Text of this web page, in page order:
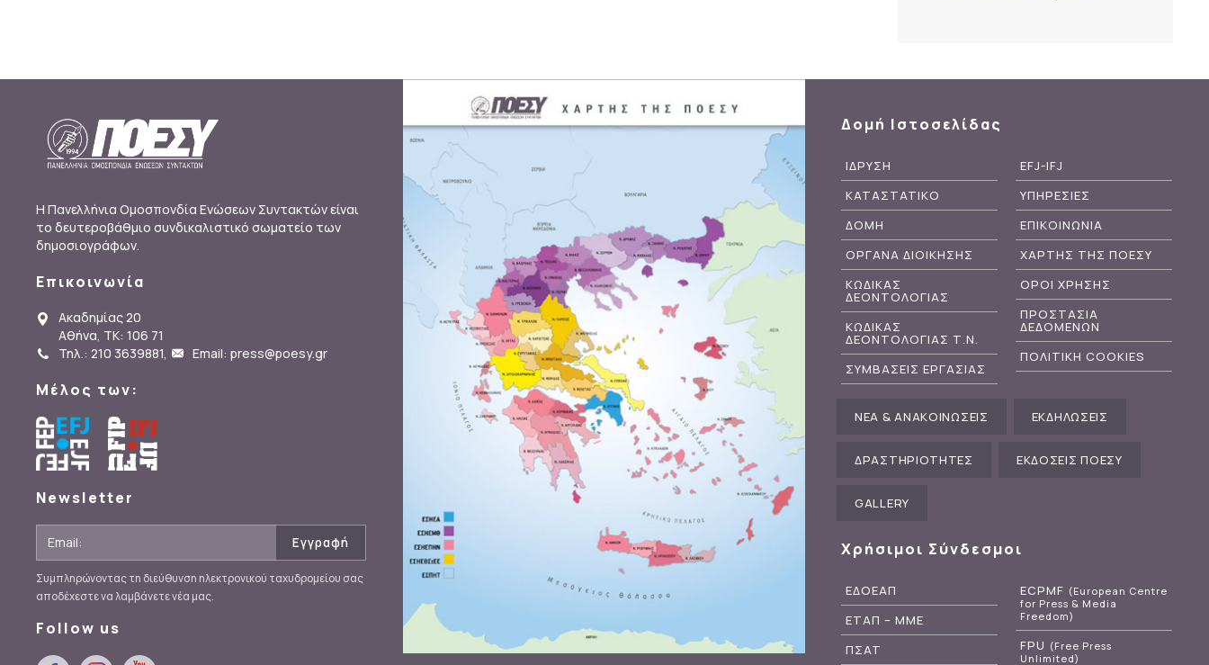
Η Πανελλήνια Ομοσπονδία Ενώσεων Συντακτών είναι
το δευτεροβάθμιο συνδικαλιστικό σωματείο των
δημοσιογράφων.
Επικοινωνία
Ακαδημίας 20
Αθήνα, ΤΚ: 106 71
Τηλ.: 210 3639881, Email: press@poesy.gr
Μέλος των:
Newsletter
Συμπληρώνοντας τη διεύθυνση ηλεκτρονικού ταχυδρομείου σας
αποδέχεστε να λαμβάνετε νέα μας.
Follow us
Δομή Ιστοσελίδας
ΙΔΡΥΣΗ
ΚΑΤΑΣΤΑΤΙΚΟ
ΔΟΜΗ
ΟΡΓΑΝΑ ΔΙΟΙΚΗΣΗΣ
ΚΩΔΙΚΑΣ
ΔΕΟΝΤΟΛΟΓΙΑΣ
ΚΩΔΙΚΑΣ
ΔΕΟΝΤΟΛΟΓΙΑΣ Τ.Ν.
ΣΥΜΒΑΣΕΙΣ ΕΡΓΑΣΙΑΣ
EFJ-IFJ
ΥΠΗΡΕΣΙΕΣ
ΕΠΙΚΟΙΝΩΝΙΑ
ΧΑΡΤΗΣ ΤΗΣ ΠΟΕΣΥ
ΟΡΟΙ ΧΡΗΣΗΣ
ΠΡΟΣΤΑΣΙΑ
ΔΕΔΟΜΕΝΩΝ
ΠΟΛΙΤΙΚΗ COOKIES
ΝΕΑ & ΑΝΑΚΟΙΝΩΣΕΙΣ ΕΚΔΗΛΩΣΕΙΣ
ΔΡΑΣΤΗΡΙΟΤΗΤΕΣ ΕΚΔΟΣΕΙΣ ΠΟΕΣΥ
GALLERY
Χρήσιμοι Σύνδεσμοι
ΕΔΟΕΑΠ
ΕΤΑΠ – ΜΜΕ
ΠΣΑΤ
ECPMF (European Centre
for Press & Media
Freedom)
FPU (Free Press
Unlimited)